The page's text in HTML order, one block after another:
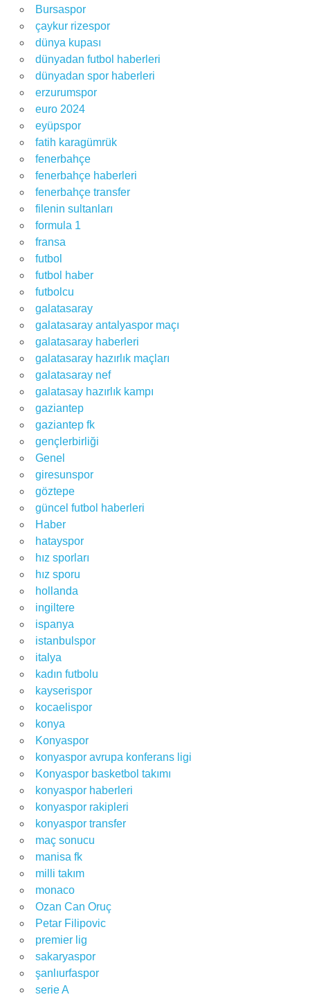
Bursaspor
çaykur rizespor
dünya kupası
dünyadan futbol haberleri
dünyadan spor haberleri
erzurumspor
euro 2024
eyüpspor
fatih karagümrük
fenerbahçe
fenerbahçe haberleri
fenerbahçe transfer
filenin sultanları
formula 1
fransa
futbol
futbol haber
futbolcu
galatasaray
galatasaray antalyaspor maçı
galatasaray haberleri
galatasaray hazırlık maçları
galatasaray nef
galatasay hazırlık kampı
gaziantep
gaziantep fk
gençlerbirliği
Genel
giresunspor
göztepe
güncel futbol haberleri
Haber
hatayspor
hız sporları
hız sporu
hollanda
ingiltere
ispanya
istanbulspor
italya
kadın futbolu
kayserispor
kocaelispor
konya
Konyaspor
konyaspor avrupa konferans ligi
Konyaspor basketbol takımı
konyaspor haberleri
konyaspor rakipleri
konyaspor transfer
maç sonucu
manisa fk
milli takım
monaco
Ozan Can Oruç
Petar Filipovic
premier lig
sakaryaspor
şanlıurfaspor
serie A